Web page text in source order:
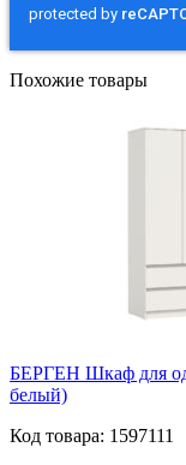
Похожие товары
БЕРГЕН Шкаф для
белый)
Код товара: 1597111